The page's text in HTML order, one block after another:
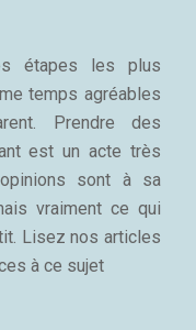
étapes les plus
temps agréables
Prendre des
est un acte très
sont à sa
vraiment ce qui
Lisez nos articles
à ce sujet